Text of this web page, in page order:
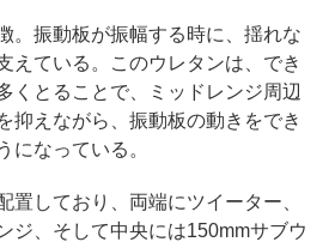
。振動板が振幅する時に、揺れな
えている。このウレタンは、でき
くとることで、ミッドレンジ周辺
抑えながら、振動板の動きをでき
になっている。
置しており、両端にツイーター、
ジ、そして中央には150mmサブウ